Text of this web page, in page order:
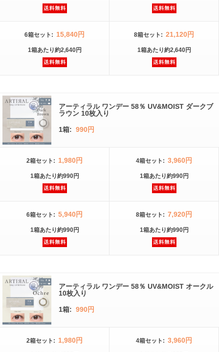
6箱セット : 15,840円
1箱あたり約2,640円
8箱セット : 21,120円
1箱あたり約2,640円
アーティラル ワンデー 58％ UV&MOIST ダークブ
ラウン 10枚入り
1箱: 990円
2箱セット : 1,980円
1箱あたり約990円
4箱セット : 3,960円
1箱あたり約990円
6箱セット : 5,940円
1箱あたり約990円
8箱セット : 7,920円
1箱あたり約990円
アーティラル ワンデー 58％ UV&MOIST オークル
10枚入り
1箱: 990円
2箱セット : 1,980円 4箱セット : 3,960円